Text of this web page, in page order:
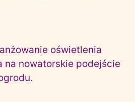
oświetlenia
na nowatorskie podejście